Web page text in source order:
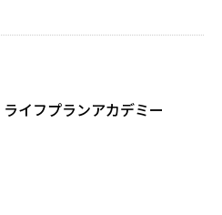
イフプランアカデミー